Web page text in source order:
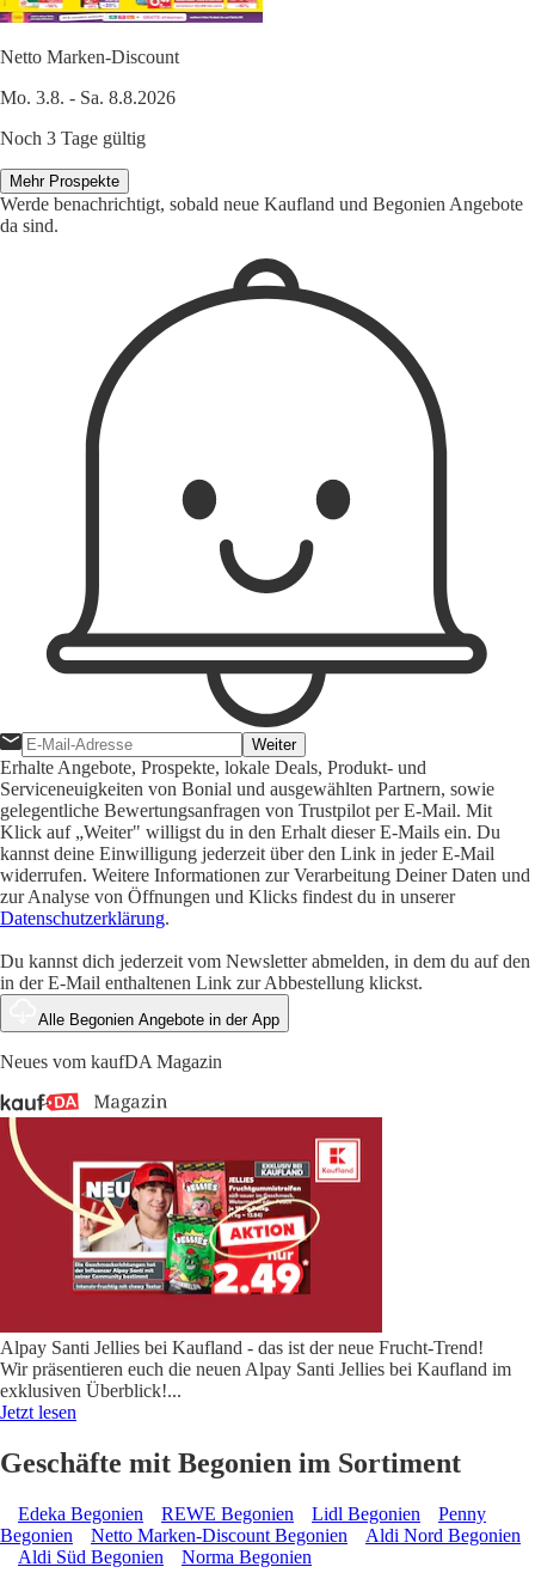
Netto Marken-Discount
Mo. 3.8. - Sa. 8.8.2026
Noch 3 Tage gültig
Mehr Prospekte
Werde benachrichtigt, sobald neue Kaufland und Begonien Angebote
da sind.
Weiter
Erhalte Angebote, Prospekte, lokale Deals, Produkt- und
Serviceneuigkeiten von Bonial und ausgewählten Partnern, sowie
gelegentliche Bewertungsanfragen von Trustpilot per E-Mail. Mit
Klick auf „Weiter" willigst du in den Erhalt dieser E-Mails ein. Du
kannst deine Einwilligung jederzeit über den Link in jeder E-Mail
widerrufen. Weitere Informationen zur Verarbeitung Deiner Daten und
zur Analyse von Öffnungen und Klicks findest du in unserer
Datenschutzerklärung.
Du kannst dich jederzeit vom Newsletter abmelden, in dem du auf den
in der E-Mail enthaltenen Link zur Abbestellung klickst.
Alle Begonien Angebote in der App
Neues vom kaufDA Magazin
Alpay Santi Jellies bei Kaufland - das ist der neue Frucht-Trend!
Wir präsentieren euch die neuen Alpay Santi Jellies bei Kaufland im
exklusiven Überblick!...
Jetzt lesen
Geschäfte mit Begonien im Sortiment
Edeka Begonien REWE Begonien Lidl Begonien
Penny
Begonien
Netto Marken-Discount Begonien
Aldi Nord Begonien
Aldi Süd Begonien
Norma Begonien